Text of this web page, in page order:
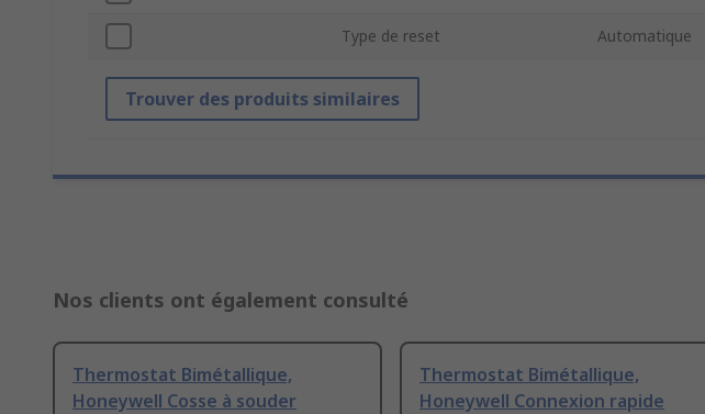
Type de reset Automatique
Trouver des produits similaires
Nos clients ont également consulté
Thermostat Bimétallique,
Honeywell Cosse à souder
Thermostat Bimétallique,
Honeywell Connexion rapide